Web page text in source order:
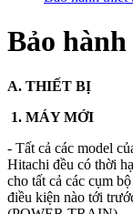
Bảo
A. THIẾT BỊ
1. MÁY MỚI
- Tất cả các model
Hitachi đều có thời
cho tất cả các cụm
điều kiện nào tới